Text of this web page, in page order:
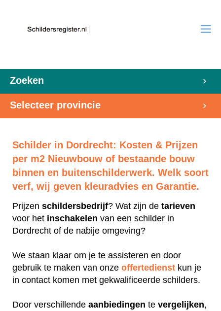
Zoeken
Selecteer provincie
Schilder in Dordrecht: Kosten & Prijzen
per m2 Nieuwbouw of bestaande bouw
binnen en buitenschilderwerk. Welk soort
verf, wij geven kleuradvies en Garantie.
Prijzen schildersbedrijf? Wat zijn de tarieven
voor het inschakelen van een schilder in
Dordrecht of de nabije omgeving?
We staan klaar om je te assisteren en door
gebruik te maken van onze offertedienst kun je
in contact komen met gekwalificeerde schilders.
Door verschillende aanbiedingen te vergelijken,